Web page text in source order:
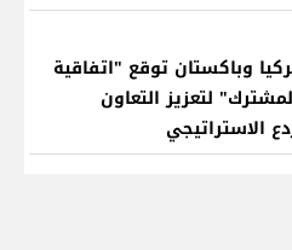
وباكستان توقع "اتفاقية
لتعزيز التعاون
الاستراتيجي